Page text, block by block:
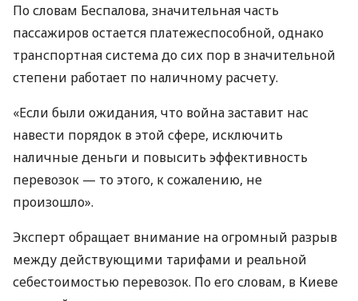
По словам Беспалова, значительная часть
пассажиров остается платежеспособной, однако
транспортная система до сих пор в значительной
степени работает по наличному расчету.
«Если были ожидания, что война заставит нас
навести порядок в этой сфере, исключить
наличные деньги и повысить эффективность
перевозок — то этого, к сожалению, не
произошло».
Эксперт обращает внимание на огромный разрыв
между действующими тарифами и реальной
себестоимостью перевозок. По его словам, в Киеве